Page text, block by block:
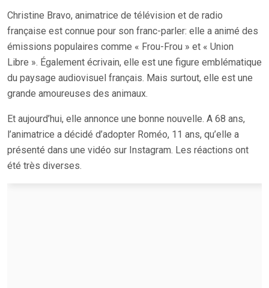
Christine Bravo, animatrice de télévision et de radio
française est connue pour son franc-parler: elle a animé des
émissions populaires comme « Frou-Frou » et « Union
Libre ». Également écrivain, elle est une figure emblématique
du paysage audiovisuel français. Mais surtout, elle est une
grande amoureuses des animaux.
Et aujourd’hui, elle annonce une bonne nouvelle. A 68 ans,
l’animatrice a décidé d’adopter Roméo, 11 ans, qu’elle a
présenté dans une vidéo sur Instagram. Les réactions ont
été très diverses.